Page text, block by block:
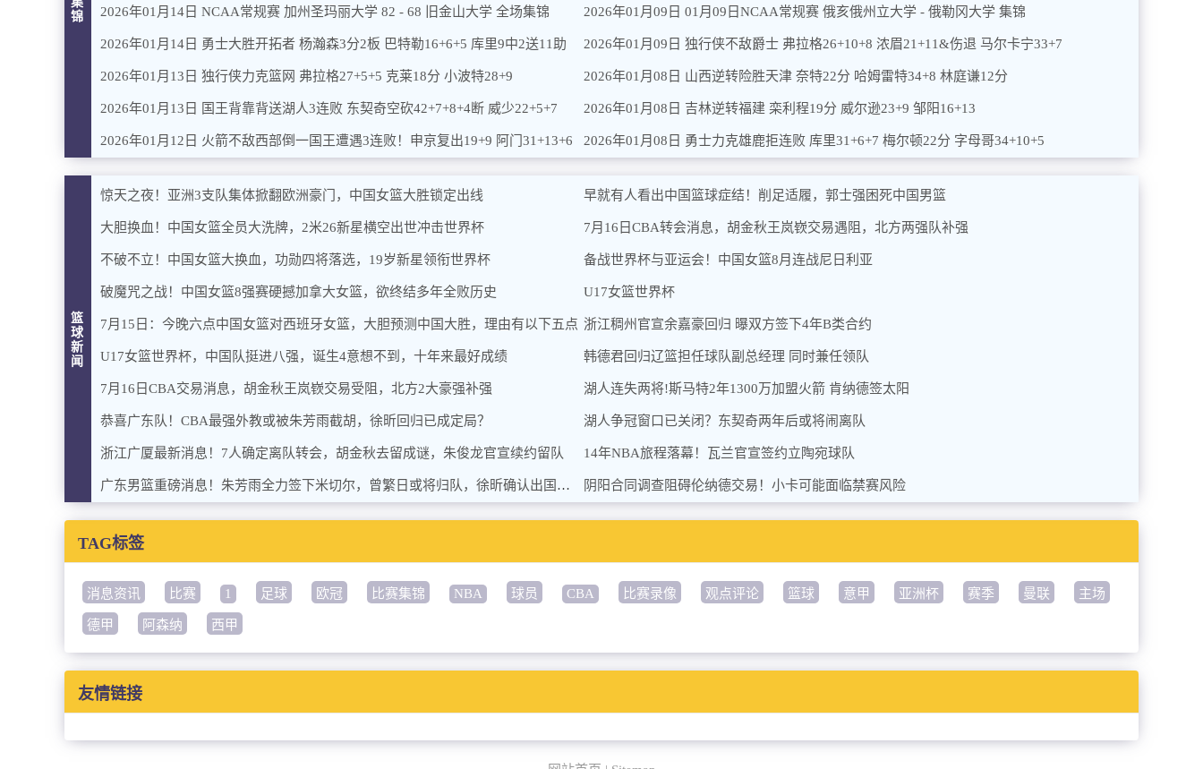
锦
2026年01月14日 NCAA常规赛 加州圣玛丽大学 82 - 68 旧金山大学 全场集锦
2026年01月14日 勇士大胜开拓者 杨瀚森3分2板 巴特勒16+6+5 库里9中2送11助
2026年01月13日 独行侠力克篮网 弗拉格27+5+5 克莱18分 小波特28+9
2026年01月13日 国王背靠背送湖人3连败 东契奇空砍42+7+8+4断 威少22+5+7
2026年01月12日 火箭不敌西部倒一国王遭遇3连败！申京复出19+9 阿门31+13+6
2026年01月09日 01月09日NCAA常规赛 俄亥俄州立大学 - 俄勒冈大学 集锦
2026年01月09日 独行侠不敌爵士 弗拉格26+10+8 浓眉21+11&伤退 马尔卡宁33+7
2026年01月08日 山西逆转险胜天津 奈特22分 哈姆雷特34+8 林庭谦12分
2026年01月08日 吉林逆转福建 栾利程19分 威尔逊23+9 邹阳16+13
2026年01月08日 勇士力克雄鹿拒连败 库里31+6+7 梅尔顿22分 字母哥34+10+5
篮
球
新
闻
惊天之夜！亚洲3支队集体掀翻欧洲豪门，中国女篮大胜锁定出线
大胆换血！中国女篮全员大洗牌，2米26新星横空出世冲击世界杯
不破不立！中国女篮大换血，功勋四将落选，19岁新星领衔世界杯
破魔咒之战！中国女篮8强赛硬撼加拿大女篮，欲终结多年全败历史
7月15日：今晚六点中国女篮对西班牙女篮，大胆预测中国大胜，理由有以下五点
U17女篮世界杯，中国队挺进八强，诞生4意想不到，十年来最好成绩
7月16日CBA交易消息，胡金秋王岚嵚交易受阻，北方2大豪强补强
恭喜广东队！CBA最强外教或被朱芳雨截胡，徐昕回归已成定局？
浙江广厦最新消息！7人确定离队转会，胡金秋去留成谜，朱俊龙官宣续约留队
广东男篮重磅消息！朱芳雨全力签下米切尔，曾繁日或将归队，徐昕确认出国历练
早就有人看出中国篮球症结！削足适履，郭士强困死中国男篮
7月16日CBA转会消息，胡金秋王岚嵚交易遇阻，北方两强队补强
备战世界杯与亚运会！中国女篮8月连战尼日利亚
U17女篮世界杯
浙江稠州官宣余嘉豪回归 曝双方签下4年B类合约
韩德君回归辽篮担任球队副总经理 同时兼任领队
湖人连失两将!斯马特2年1300万加盟火箭 肯纳德签太阳
湖人争冠窗口已关闭？东契奇两年后或将闹离队
14年NBA旅程落幕！瓦兰官宣签约立陶宛球队
阴阳合同调查阻碍伦纳德交易！小卡可能面临禁赛风险
TAG标签
消息资讯 比赛 1 足球 欧冠 比赛集锦 NBA 球员 CBA 比赛录像 观点评论 篮球 意甲 亚洲杯 赛季 曼联 主场
德甲 阿森纳 西甲
友情链接